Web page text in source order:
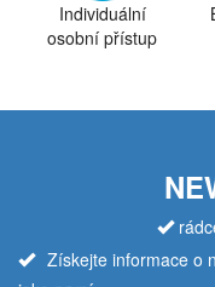
Individuální
osobní přístup
Získejte informace o